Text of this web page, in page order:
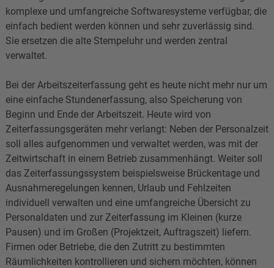
komplexe und umfangreiche Softwaresysteme verfügbar, die
einfach bedient werden können und sehr zuverlässig sind.
Sie ersetzen die alte Stempeluhr und werden zentral
verwaltet.
Bei der Arbeitszeiterfassung geht es heute nicht mehr nur um
eine einfache Stundenerfassung, also Speicherung von
Beginn und Ende der Arbeitszeit. Heute wird von
Zeiterfassungsgeräten mehr verlangt: Neben der Personalzeit
soll alles aufgenommen und verwaltet werden, was mit der
Zeitwirtschaft in einem Betrieb zusammenhängt. Weiter soll
das Zeiterfassungssystem beispielsweise Brückentage und
Ausnahmeregelungen kennen, Urlaub und Fehlzeiten
individuell verwalten und eine umfangreiche Übersicht zu
Personaldaten und zur Zeiterfassung im Kleinen (kurze
Pausen) und im Großen (Projektzeit, Auftragszeit) liefern.
Firmen oder Betriebe, die den Zutritt zu bestimmten
Räumlichkeiten kontrollieren und sichern möchten, können